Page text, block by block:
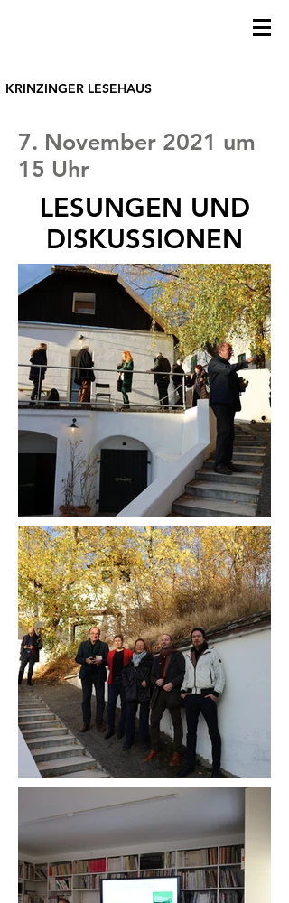
KRINZINGER LESEHAUS
7. November 2021 um
15 Uhr
LESUNGEN UND
DISKUSSIONEN